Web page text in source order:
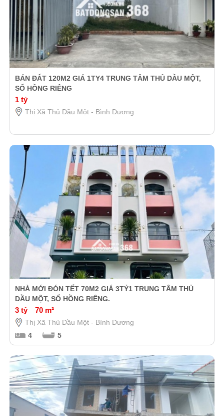
BÁN ĐẤT 120M2 GIÁ 1TY4 TRUNG TÂM THỦ DẦU MỘT,
SỔ HỒNG RIÊNG
1 tỷ
Thị Xã Thủ Dầu Một - Bình Dương
NHÀ MỚI ĐÓN TẾT 70M2 GIÁ 3TỶ1 TRUNG TÂM THỦ
DẦU MỘT, SỔ HỒNG RIÊNG.
3 tỷ 70 m²
Thị Xã Thủ Dầu Một - Bình Dương
4
5